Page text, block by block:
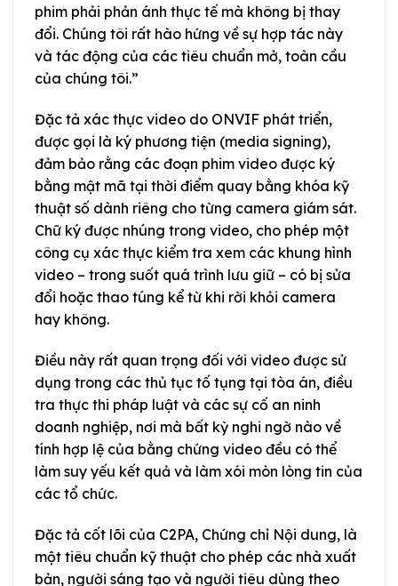
phim phải phản ánh thực tế mà không bị thay
đổi. Chúng tôi rất hào hứng về sự hợp tác này
và tác động của các tiêu chuẩn mở, toàn cầu
của chúng tôi.”
Đặc tả xác thực video do ONVIF phát triển,
được gọi là ký phương tiện (media signing),
đảm bảo rằng các đoạn phim video được ký
bằng mật mã tại thời điểm quay bằng khóa kỹ
thuật số dành riêng cho từng camera giám sát.
Chữ ký được nhúng trong video, cho phép một
công cụ xác thực kiểm tra xem các khung hình
video – trong suốt quá trình lưu giữ – có bị sửa
đổi hoặc thao túng kể từ khi rời khỏi camera
hay không.
Điều này rất quan trọng đối với video được sử
dụng trong các thủ tục tố tụng tại tòa án, điều
tra thực thi pháp luật và các sự cố an ninh
doanh nghiệp, nơi mà bất kỳ nghi ngờ nào về
tính hợp lệ của bằng chứng video đều có thể
làm suy yếu kết quả và làm xói mòn lòng tin của
các tổ chức.
Đặc tả cốt lõi của C2PA, Chứng chỉ Nội dung, là
một tiêu chuẩn kỹ thuật cho phép các nhà xuất
bản, người sáng tạo và người tiêu dùng theo